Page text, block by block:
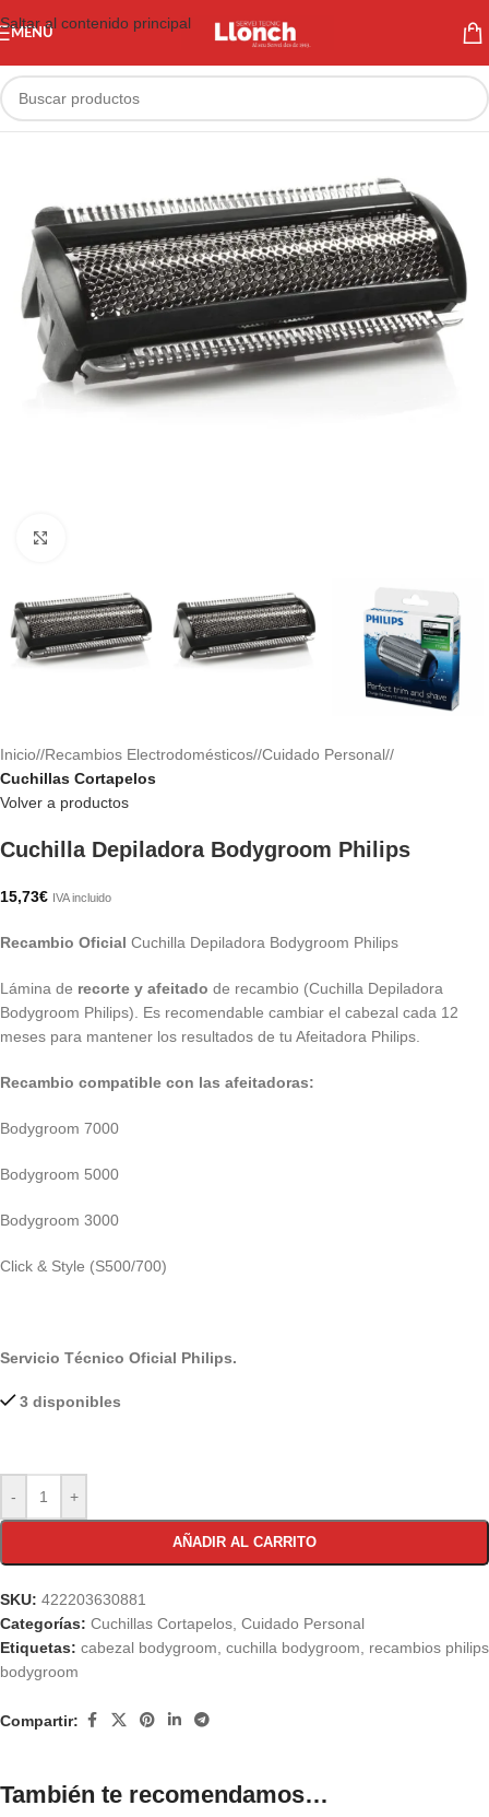
Saltar al contenido principal
MENÚ
Inicio/ Recambios Electrodomésticos/ Cuidado Personal/
Cuchillas Cortapelos
Volver a productos
Cuchilla Depiladora Bodygroom Philips
15,73€ IVA incluido
Recambio Oficial Cuchilla Depiladora Bodygroom Philips
Lámina de recorte y afeitado de recambio (Cuchilla Depiladora
Bodygroom Philips). Es recomendable cambiar el cabezal cada 12
meses para mantener los resultados de tu Afeitadora Philips.
Recambio compatible con las afeitadoras:
Bodygroom 7000
Bodygroom 5000
Bodygroom 3000
Click & Style (S500/700)
Servicio Técnico Oficial Philips.
3 disponibles
- +
AÑADIR AL CARRITO
SKU: 422203630881
Categorías: Cuchillas Cortapelos, Cuidado Personal
Etiquetas: cabezal bodygroom, cuchilla bodygroom, recambios philips
bodygroom
Compartir:
También te recomendamos…